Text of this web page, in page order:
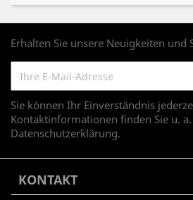
Erhalten Sie unsere Neuigkeiten und
Sie können Ihr Einverständnis
Kontaktinformationen finden Sie u.
Datenschutzerklärung.
KONTAKT